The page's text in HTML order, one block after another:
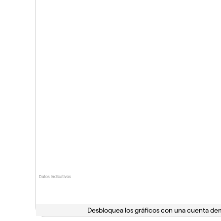
Datos indicativos
Desbloquea los gráficos con una cuenta